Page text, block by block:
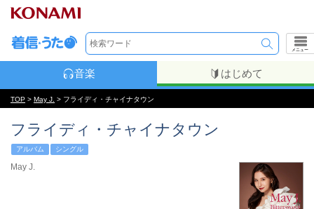
メニュー
音楽 はじめて
TOP > May J. > フライディ・チャイナタウン
フライディ・チャイナタウン
アルバム シングル
May J.